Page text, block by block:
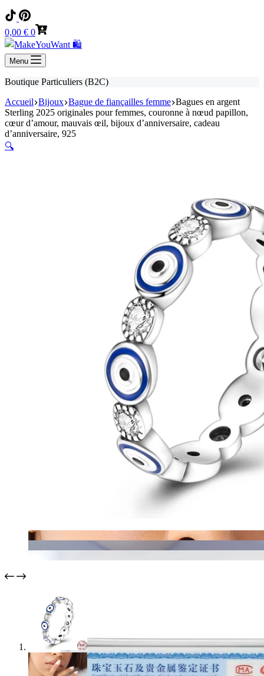
Panier
d’achat
0,00 € 0
Menu
Boutique Particuliers (B2C)
Accueil Bijoux Bague de fiançailles femme Bagues en argent
Sterling 2025 originales pour femmes, couronne à nœud papillon,
cœur d’amour, mauvais œil, bijoux d’anniversaire, cadeau
d’anniversaire, 925
🔍